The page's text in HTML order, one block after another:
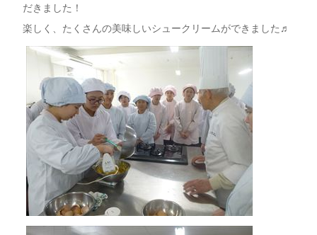
だきました！
楽しく、たくさんの美味しいシュークリームができました♬